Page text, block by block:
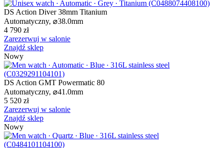
DS Action Diver 38mm Titanium
Automatyczny, ⌀38.0mm
4 790 zł
Zarezerwuj w salonie
Znajdź sklep
Nowy
DS Action GMT Powermatic 80
Automatyczny, ⌀41.0mm
5 520 zł
Zarezerwuj w salonie
Znajdź sklep
Nowy